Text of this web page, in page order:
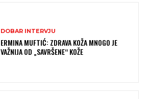
DOBAR INTERVJU
ERMINA MUFTIĆ: ZDRAVA KOŽA MNOGO JE
VAŽNIJA OD „SAVRŠENE“ KOŽE